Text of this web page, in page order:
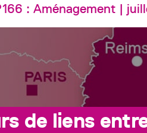
: Aménagement|
de liens